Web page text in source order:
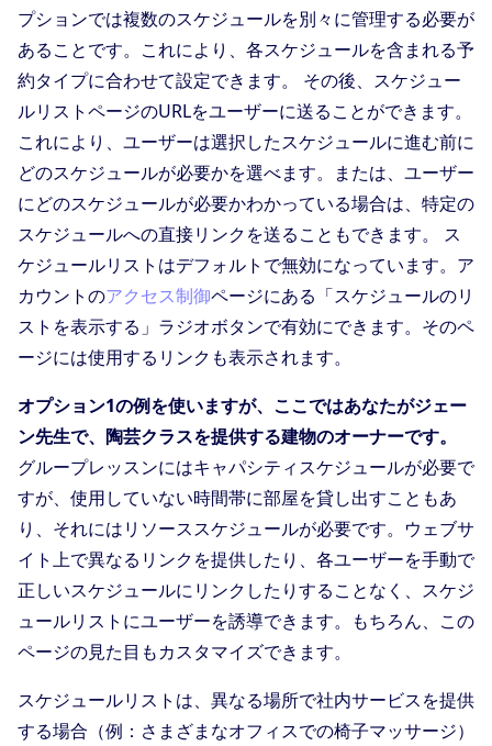
プションでは複数のスケジュールを別々に管理する必要が
あることです。これにより、各スケジュールを含まれる予
約タイプに合わせて設定できます。 その後、スケジュー
ルリストページのURLをユーザーに送ることができます。
これにより、ユーザーは選択したスケジュールに進む前に
どのスケジュールが必要かを選べます。または、ユーザー
にどのスケジュールが必要かわかっている場合は、特定の
スケジュールへの直接リンクを送ることもできます。 ス
ケジュールリストはデフォルトで無効になっています。ア
カウントのアクセス制御ページにある「スケジュールのリ
ストを表示する」ラジオボタンで有効にできます。そのペ
ージには使用するリンクも表示されます。
オプション1の例を使いますが、ここではあなたがジェー
ン先生で、陶芸クラスを提供する建物のオーナーです。
グループレッスンにはキャパシティスケジュールが必要で
すが、使用していない時間帯に部屋を貸し出すこともあ
り、それにはリソーススケジュールが必要です。ウェブサ
イト上で異なるリンクを提供したり、各ユーザーを手動で
正しいスケジュールにリンクしたりすることなく、スケジ
ュールリストにユーザーを誘導できます。もちろん、この
ページの見た目もカスタマイズできます。
スケジュールリストは、異なる場所で社内サービスを提供
する場合（例：さまざまなオフィスでの椅子マッサージ）